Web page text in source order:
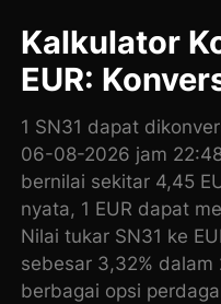
Kalkulator
EUR:
1 SN31 dapat
06-08-2026 jam
bernilai sekitar 4,45
nyata, 1 EUR dapat
Nilai tukar SN31 ke
sebesar 3,32% dalam
berbagai opsi